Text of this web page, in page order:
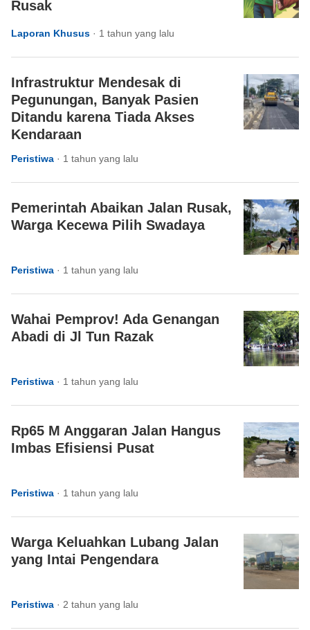
Rusak
Laporan Khusus · 1 tahun yang lalu
Infrastruktur Mendesak di
Pegunungan, Banyak Pasien
Ditandu karena Tiada Akses
Kendaraan
Peristiwa · 1 tahun yang lalu
Pemerintah Abaikan Jalan Rusak,
Warga Kecewa Pilih Swadaya
Peristiwa · 1 tahun yang lalu
Wahai Pemprov! Ada Genangan
Abadi di Jl Tun Razak
Peristiwa · 1 tahun yang lalu
Rp65 M Anggaran Jalan Hangus
Imbas Efisiensi Pusat
Peristiwa · 1 tahun yang lalu
Warga Keluahkan Lubang Jalan
yang Intai Pengendara
Peristiwa · 2 tahun yang lalu